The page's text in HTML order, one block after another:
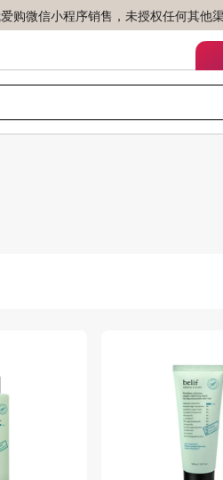
微信小程序销售，未授权任何其他渠